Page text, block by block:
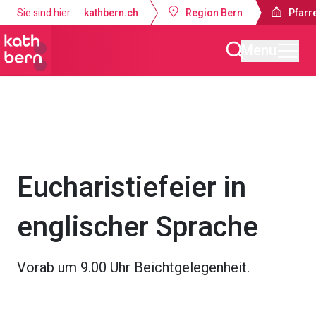
Sie sind hier: kathbern.ch Region Bern
Eucharistiefeier in
englischer Sprache
Vorab um 9.00 Uhr Beichtgelegenheit.